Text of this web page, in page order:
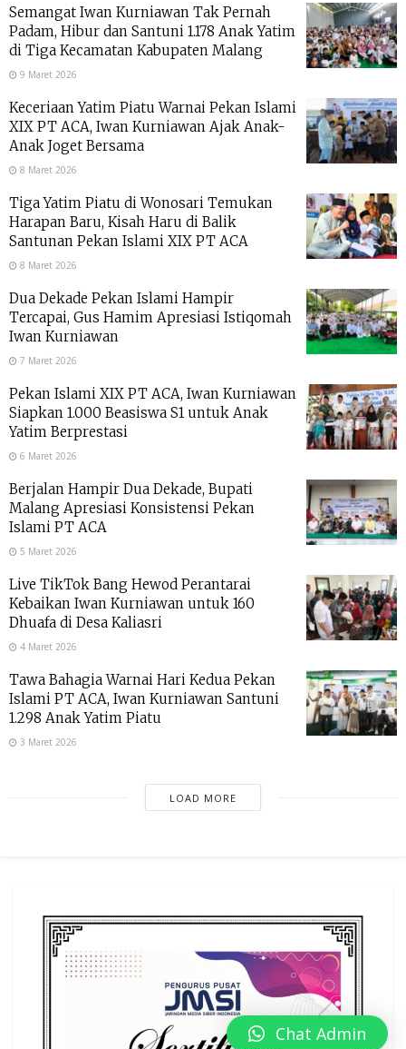
Semangat Iwan Kurniawan Tak Pernah
Padam, Hibur dan Santuni 1.178 Anak Yatim
di Tiga Kecamatan Kabupaten Malang
9 Maret 2026
Keceriaan Yatim Piatu Warnai Pekan Islami
XIX PT ACA, Iwan Kurniawan Ajak Anak-
Anak Joget Bersama
8 Maret 2026
Tiga Yatim Piatu di Wonosari Temukan
Harapan Baru, Kisah Haru di Balik
Santunan Pekan Islami XIX PT ACA
8 Maret 2026
Dua Dekade Pekan Islami Hampir
Tercapai, Gus Hamim Apresiasi Istiqomah
Iwan Kurniawan
7 Maret 2026
Pekan Islami XIX PT ACA, Iwan Kurniawan
Siapkan 1.000 Beasiswa S1 untuk Anak
Yatim Berprestasi
6 Maret 2026
Berjalan Hampir Dua Dekade, Bupati
Malang Apresiasi Konsistensi Pekan
Islami PT ACA
5 Maret 2026
Live TikTok Bang Hewod Perantarai
Kebaikan Iwan Kurniawan untuk 160
Dhuafa di Desa Kaliasri
4 Maret 2026
Tawa Bahagia Warnai Hari Kedua Pekan
Islami PT ACA, Iwan Kurniawan Santuni
1.298 Anak Yatim Piatu
3 Maret 2026
LOAD MORE
Chat Admin